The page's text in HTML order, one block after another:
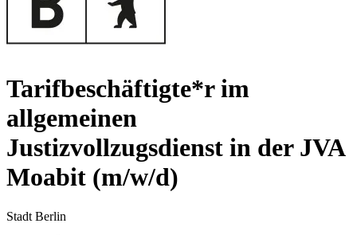
Tarifbeschäftigte*r im
allgemeinen
Justizvollzugsdienst in der JVA
Moabit (m/w/d)
Stadt Berlin